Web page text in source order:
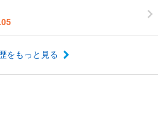
をもっと見る